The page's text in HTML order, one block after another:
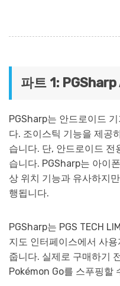
파트 1:
PGSharp는 안드로이드
다. 조이스틱 기능을 제공
습니다. 단, 안드로이드 전
습니다. PGSharp는 아이
상 위치 기능과 유사하지
행됩니다.
PGSharp는 PGS TECH
지도 인터페이스에서 사
줍니다. 실제로 구매하기
Pokémon Go를 스푸핑할